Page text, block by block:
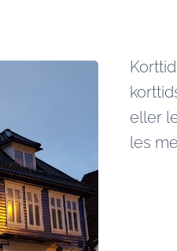
eller
les